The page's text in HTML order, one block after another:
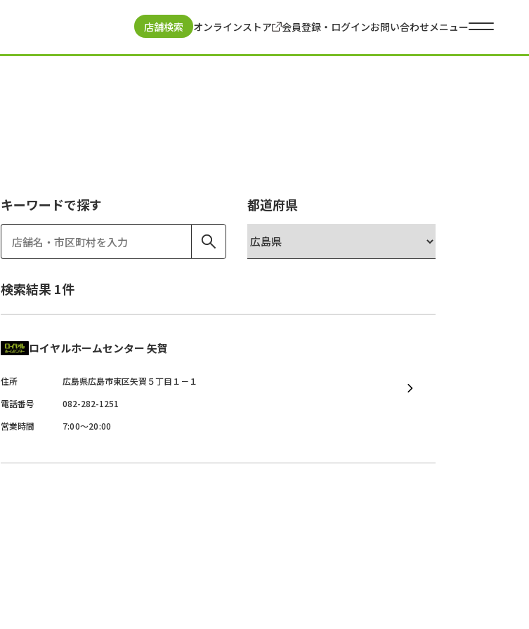
店舗検索 オンラインストア 会員登録・ログインお問い合わせメニュー
キーワードで探す 都道府県
検索結果 1件
ロイヤルホームセンター 矢賀
住所 広島県広島市東区矢賀５丁目１－１
電話番号
082-282-1251
営業時間
7:00～20:00